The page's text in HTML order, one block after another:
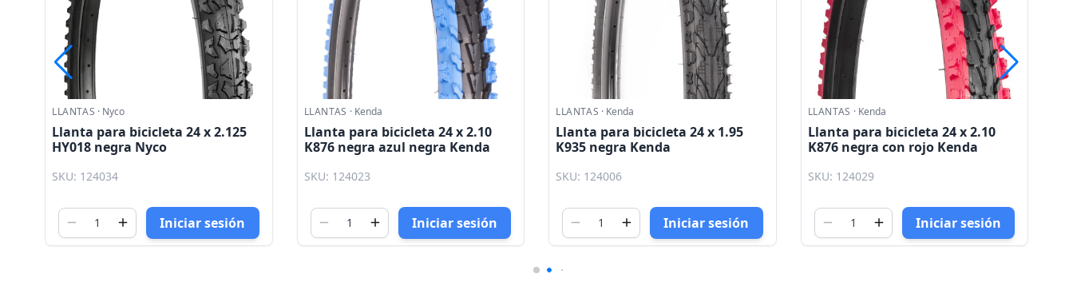
LLANTAS · Kenda
Llanta para bicicleta 24 x 2.10
K876 negra azul negra Kenda
SKU: 124023
Iniciar sesión
LLANTAS · Kenda
Llanta para bicicleta 24 x 1.95
K935 negra Kenda
SKU: 124006
Iniciar sesión
LLANTAS · Kenda
Llanta para bicicleta 24 x 2.10
K876 negra con rojo Kenda
SKU: 124029
Iniciar sesión
LLANTAS · Kenda
Llanta para bicicleta 24 x 2.10
K876 negra Kenda
SKU: 124027
Iniciar sesión